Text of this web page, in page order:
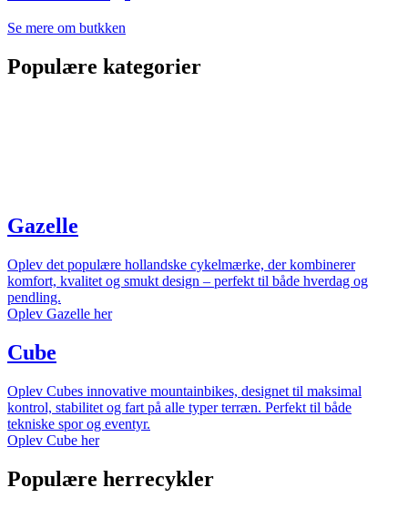
Se mere om butkken
Populære kategorier
Gazelle
Oplev det populære hollandske cykelmærke, der kombinerer
komfort, kvalitet og smukt design – perfekt til både hverdag og
pendling.
Oplev Gazelle her
Cube
Oplev Cubes innovative mountainbikes, designet til maksimal
kontrol, stabilitet og fart på alle typer terræn. Perfekt til både
tekniske spor og eventyr.
Oplev Cube her
Populære herrecykler